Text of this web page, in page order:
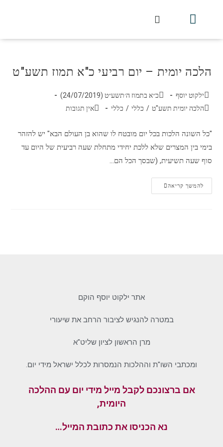
הלכה יומית – יום רביעי כ"א תמוז תשע"ט
ילקוט יוסף
כ״א בתמוז ה׳תשע״ט (24/07/2019)
הלכה יומית תשע"ט / כללי / כללי אין תגובות
"כל השונה הלכות בכל יום מובטח לו שהוא בן העולם הבא" יש להזהר
בימי בין המצרים שלא ללכת יחידי מתחלת שעה רביעית של היום עד
סוף שעה תשיעית, (שבסך הכל הם…
להמשך קריאה
אתר ילקוט יוסף הוקם
במטרה להנגיש לציבור הרחב את שיעורי
מרן הראשון לציון שליט"א
ומכתבי השו"ת וההלכות הנמסרות לכלל ישראל מידי יום.
אם ברצונכם לקבל מייל מידי יום עם ההלכה
היומית,
נא הכניסו את כתובת המייל…